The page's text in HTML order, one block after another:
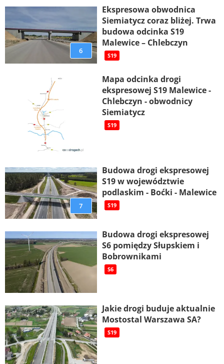
6
Ekspresowa obwodnica
Siemiatycz coraz bliżej. Trwa
budowa odcinka S19
Malewice – Chlebczyn
S19
Mapa odcinka drogi
ekspresowej S19 Malewice -
Chlebczyn - obwodnicy
Siemiatycz
S19
7
Budowa drogi ekspresowej
S19 w województwie
podlaskim - Boćki - Malewice
S19
Budowa drogi ekspresowej
S6 pomiędzy Słupskiem i
Bobrownikami
S6
Jakie drogi buduje aktualnie
Mostostal Warszawa SA?
S19